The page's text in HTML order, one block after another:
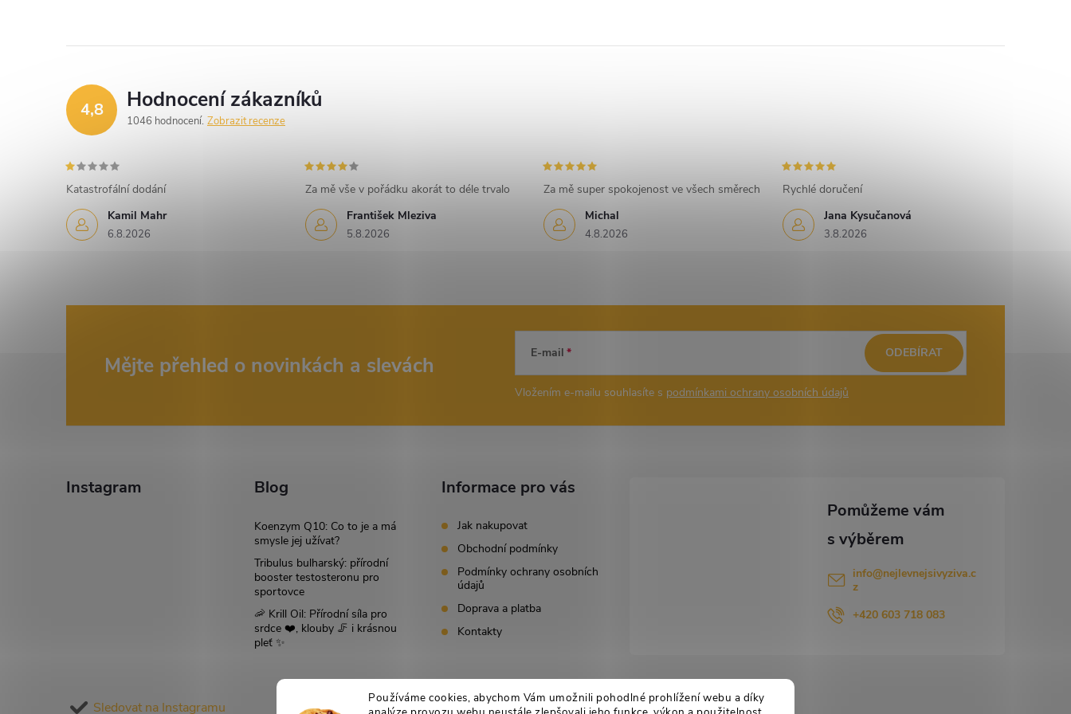
Používáme cookies, abychom Vám umožnili pohodlné prohlížení webu a díky
4,8 Hodnocení zákazníků
1046 hodnocení Zobrazit recenze
Kamil Mahr
6.8.2026
Katastrofální dodání
František Mleziva
5.8.2026
Za mě vše v pořádku akorát to déle trvalo
Michal
4.8.2026
Za mě super spokojenost ve všech směrech
Jana Kysučanová
3.8.2026
Rychlé doručení
Mějte přehled o novinkách a slevách E-mail
Vložením e-mailu souhlasíte s podmínkami ochrany osobních údajů
ODEBÍRAT
Instagram
Sledovat na Instagramu
Blog
Koenzym Q10: Co to je a má
smysle jej užívat?
Tribulus bulharský: přírodní
booster testosteronu pro
sportovce
🦐 Krill Oil: Přírodní síla pro
srdce ❤️, klouby 🦵 i krásnou
pleť ✨
Informace pro vás
Jak nakupovat
Obchodní podmínky
Podmínky ochrany osobních
údajů
Doprava a platba
Kontakty
info@nejlevnejsivyziva.c
z
+420 603 718 083